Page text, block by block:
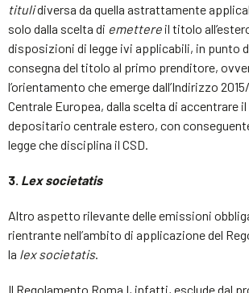
titulidiversa da quella astrattamente
solo dalla scelta di emettere il titolo
disposizioni di legge ivi applicabili, in punto
consegna del titolo al primo prenditore,
l’orientamento che emerge dall’Indirizzo
Centrale Europea, dalla scelta di accentrare
depositario centrale estero, con
legge che disciplina il CSD.
3. Lex societatis
Altro aspetto rilevante delle emissioni
rientrante nell’ambito di applicazione del
la lex societatis.
Il Regolamento Roma I, infatti, esclude dal